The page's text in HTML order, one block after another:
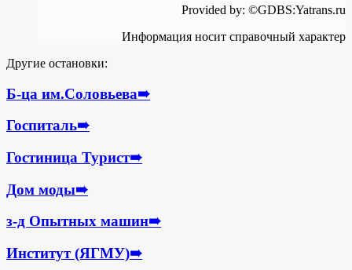
Provided by: ©GDBS:Yatrans.ru
Информация носит справочный характер
Другие остановки:
Б-ца им.Соловьева➠
Госпиталь➠
Гостиница Турист➠
Дом моды➠
з-д Опытных машин➠
Институт (ЯГМУ)➠